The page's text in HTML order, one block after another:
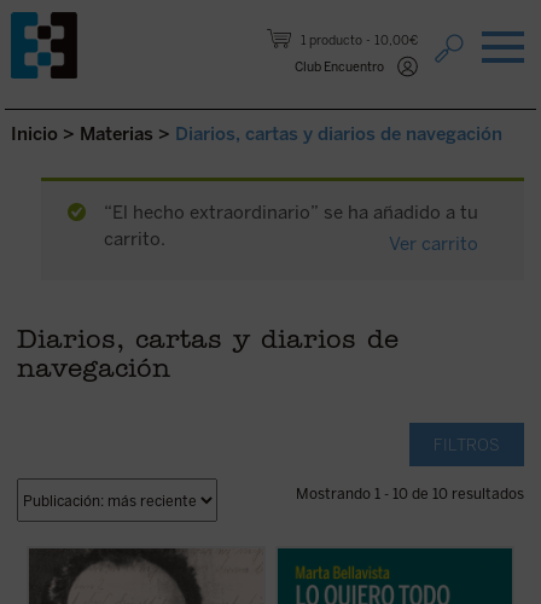
1 producto
10,00€
Club Encuentro
Saltar al contenido.
Inicio > Materias > Diarios, cartas y diarios de navegación
“El hecho extraordinario” se ha añadido a tu
carrito.
Ver carrito
Diarios, cartas y diarios de
navegación
FILTROS
Mostrando 1 - 10 de 10 resultados
Franz Jägerstätter, campesino austriaco,
casado, padre de tres niñas y ferviente
católico, fue ejecutado en 1943 por
La vida de Marta, una larga carrera de
apenas veintisiete años, se tornará
dramática y lúcida con la reaparición de la